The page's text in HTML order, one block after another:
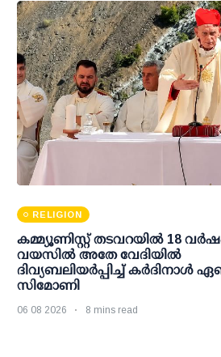
RELIGION
കമ്മ്യൂണിസ്റ്റ് തടവറയില്‍ 18
വയസില്‍ അതേ വേദിയില്‍
ദിവ്യബലിയര്‍പ്പിച്ച് കര്‍ദിനാള്‍
സിമോണി
06 08 2026 8 mins read